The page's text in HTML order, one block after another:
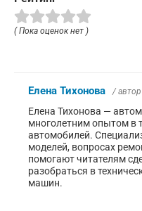
( Пока оценок нет )
Елена Тихонова / автор
Елена Тихонова —
многолетним опытом в
автомобилей.
моделей, вопросах
помогают читателям
разобраться в
машин.